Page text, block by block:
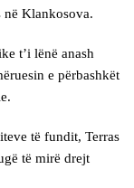
në Klankosova.
t’i lënë anash
e përbashkët
të fundit, Terras
të mirë drejt